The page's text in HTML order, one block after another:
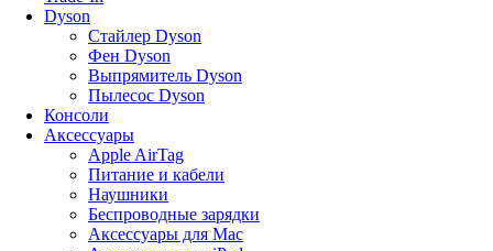
Dyson
Стайлер Dyson
Фен Dyson
Выпрямитель Dyson
Пылесос Dyson
Консоли
Аксессуары
Apple AirTag
Питание и кабели
Наушники
Беспроводные зарядки
Аксессуары для Mac